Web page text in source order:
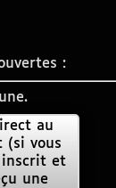
:
au
(si vous
inscrit et
une